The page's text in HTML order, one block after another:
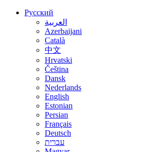
Русский
العربية
Azerbaijani
Català
中文
Hrvatski
Čeština
Dansk
Nederlands
English
Estonian
Persian
Français
Deutsch
עברית